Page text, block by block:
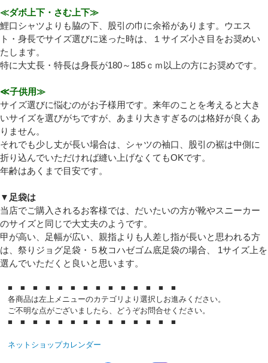
≪ダボ上下・さむ上下≫
鯉口シャツよりも脇の下、股引の巾に余裕があります。ウエス
ト・身長でサイズ選びに迷った時は、１サイズ小さ目をお奨めい
たします。
特に大丈長・特長は身長が180～185ｃｍ以上の方にお奨めです。
≪子供用≫
サイズ選びに悩むのがお子様用です。来年のことを考えると大き
いサイズを選びがちですが、あまり大きすぎるのは格好が良くあ
りません。
それでも少し丈が長い場合は、シャツの袖口、股引の裾は中側に
折り込んでいただければ縫い上げなくてもOKです。
年齢はあくまで目安です。
▼足袋は
当店でご購入されるお客様では、だいたいの方が靴やスニーカー
のサイズと同じで大丈夫のようです。
甲が高い、足幅が広い、親指よりも人差し指が長いと思われる方
は、祭りジョグ足袋・５枚コハゼゴム底足袋の場合、 1サイズ上を
選んでいただくと良いと思います。
■ ■ ■ ■ ■ ■ ■ ■ ■ ■ ■ ■ ■ ■
各商品は左上メニューのカテゴリより選択しお進みください。
ご不明な点がございましたら、どうぞお問合せください。
■ ■ ■ ■ ■ ■ ■ ■ ■ ■ ■ ■ ■ ■
ネットショップカレンダー